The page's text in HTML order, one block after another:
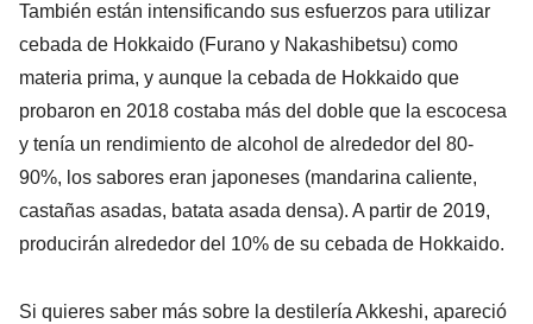
También están intensificando sus esfuerzos para utilizar
cebada de Hokkaido (Furano y Nakashibetsu) como
materia prima, y aunque la cebada de Hokkaido que
probaron en 2018 costaba más del doble que la escocesa
y tenía un rendimiento de alcohol de alrededor del 80-
90%, los sabores eran japoneses (mandarina caliente,
castañas asadas, batata asada densa). A partir de 2019,
producirán alrededor del 10% de su cebada de Hokkaido.
Si quieres saber más sobre la destilería Akkeshi, apareció